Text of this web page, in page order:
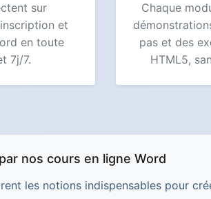
sur
et
en toute
7j/7.
Chaque
pas et des
HTML5,
nos cours en ligne Word
les notions indispensables pour